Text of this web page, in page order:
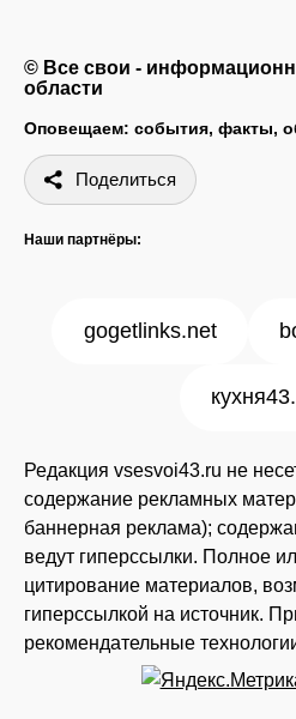
© Все свои -
области
Оповещаем: события, факты,
Поделиться
Наши партнёры:
gogetlinks.net
Редакция vsesvoi43.ru не
содержание рекламных
баннерная реклама);
ведут гиперссылки. Полное
цитирование материалов,
гиперссылкой на источник.
рекомендательные